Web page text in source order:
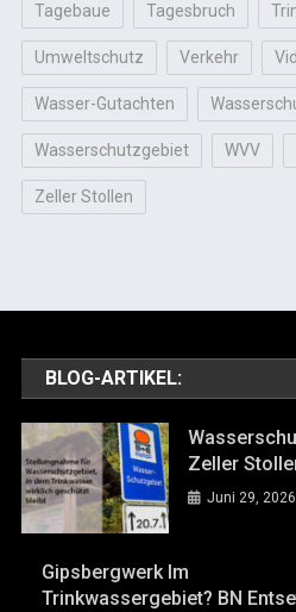
Tagebaue Tagesbruch
Umweltschutz Verkehr
Wasser-Gutachten
Wasserschutzgebiet WVV
Zeller Stollen
BLOG-ARTIKEL:
Zeller
Juni 29, 2026
Gipsbergwerk Im
Trinkwassergebiet? BN